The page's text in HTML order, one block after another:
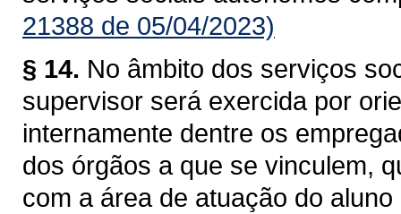
21388 de 05/04/2023)
§ 14. No âmbito dos serviços
supervisor será exercida por
internamente dentre os
dos órgãos a que se vinculem,
com a área de atuação do